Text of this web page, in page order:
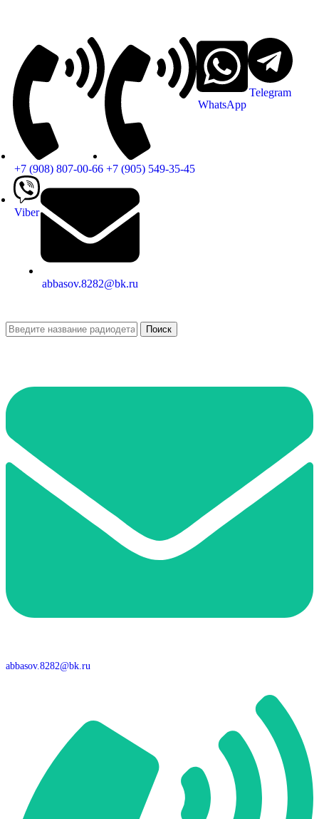
+7 (908) 807-00-66 +7 (905) 549-35-45
WhatsApp
Telegram
Viber
abbasov.8282@bk.ru
Поиск
abbasov.8282@bk.ru